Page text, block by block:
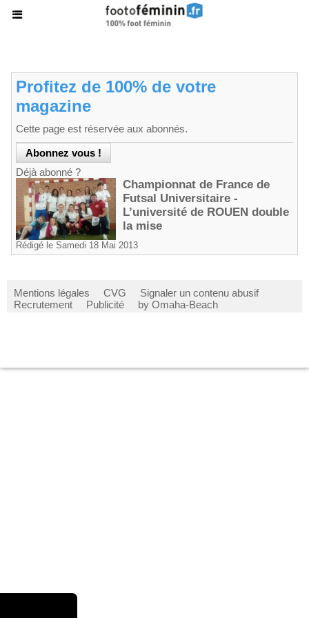
Profitez de 100% de votre
magazine
Cette page est réservée aux abonnés.
Déjà abonné ?
Championnat de France de
Futsal Universitaire -
L’université de ROUEN double
la mise
Rédigé le Samedi 18 Mai 2013
Mentions légales CVG
Signaler un contenu abusif
Recrutement
Publicité by Omaha-Beach